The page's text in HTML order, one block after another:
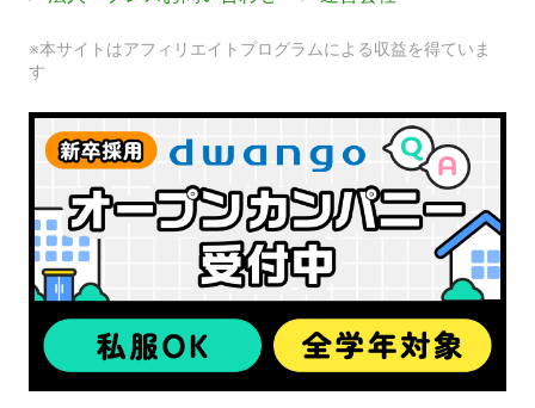
※本サイトはアフィリエイトプログラムによる収益を得ていま
す